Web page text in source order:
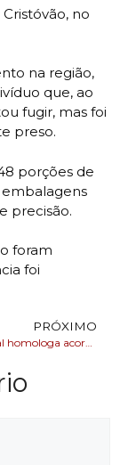
no
na região,
que, ao
fugir, mas foi
preso.
porções de
precisão.
foram
foi
PRÓXIMO
Justiça Federal homologa acordo proposto pelo MPF e DPU para preservação do Forte de São Paulo da Gamboa (BA)